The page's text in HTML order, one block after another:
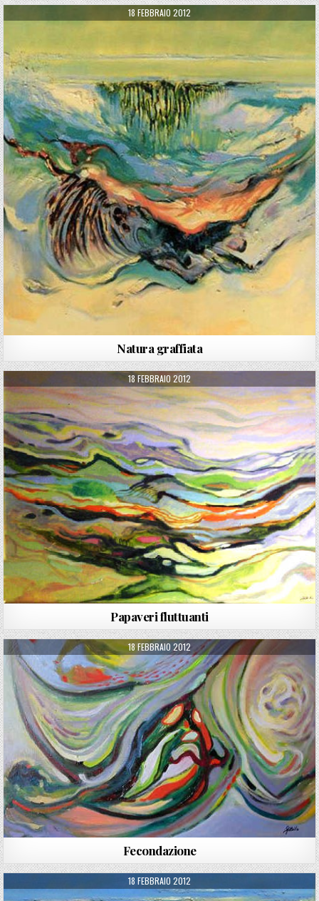
PUBLISHED DATE:
18 FEBBRAIO 2012
Natura graffiata
PUBLISHED DATE:
18 FEBBRAIO 2012
Papaveri fluttuanti
PUBLISHED DATE:
18 FEBBRAIO 2012
Fecondazione
PUBLISHED DATE:
18 FEBBRAIO 2012